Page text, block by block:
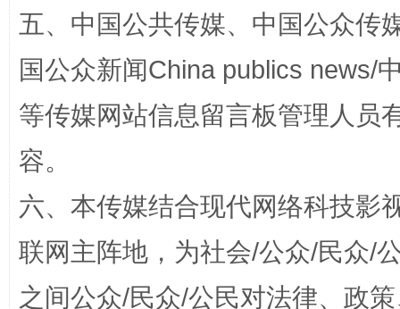
漫山遍野的桃花与雪山、麦地、白藏房 除
招工难、用工荒背后
五、中国公共传媒、中国公众传
国公众新闻China publics news/
等传媒网站信息留言板管理人员
容。
六、本传媒结合现代网络科技影
联网主阵地，为社会/公众/民众/
之间公众/民众/公民对法律、政